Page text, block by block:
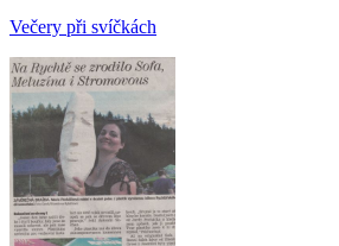
Večery při svíčkách